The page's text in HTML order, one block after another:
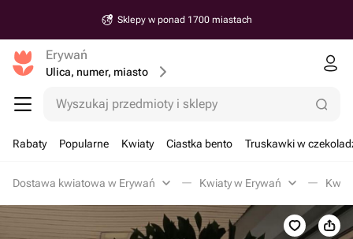
Sklepy w ponad 1700 miastach
Erywań
Ulica, numer, miasto
Wyszukaj przedmioty i sklepy
Rabaty Popularne Kwiaty Ciastka bento Truskawki w
Dostawa kwiatowa w Erywań Kwiaty w Erywań